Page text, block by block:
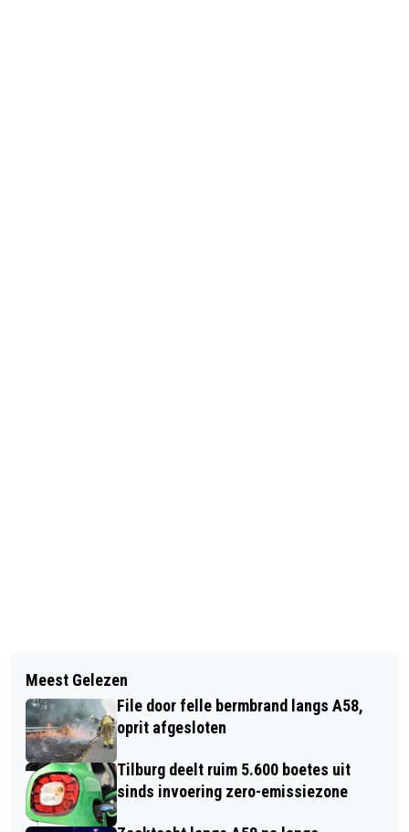
MAN ZWAARGEWOND AANGETROFFEN
IN AUTO LANGS HUIBEVENDREEF
TIEN DAGEN KERMISPLEZIER MET
'ZWIEREN & ZWAAIEN'
Meest Gelezen
File door felle bermbrand langs A58,
oprit afgesloten
Tilburg deelt ruim 5.600 boetes uit
sinds invoering zero-emissiezone